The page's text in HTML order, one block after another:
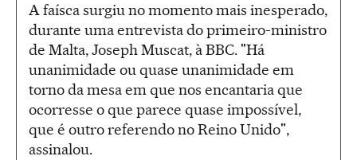
A faísca surgiu no momento mais inesperado,
durante uma entrevista do primeiro-ministro
de Malta, Joseph Muscat, à BBC. "Há
unanimidade ou quase unanimidade em
torno da mesa em que nos encantaria que
ocorresse o que parece quase impossível,
que é outro referendo no Reino Unido",
assinalou.